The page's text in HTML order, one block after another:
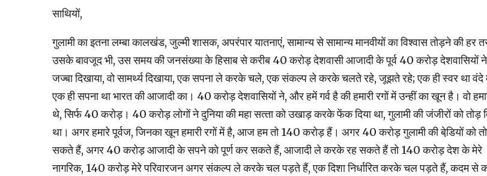
साथियों,
गुलामी का इतना लम्‍बा कालखंड, जुल्‍मी शासक, अपरंपार यातनाएं, सामान्‍य से सामान्‍य मानवीयों का विश्‍वास तोड़ने की हर
उसके बावजूद भी, उस समय की जनसंख्‍या के हिसाब से करीब 40 करोड़ देशवासी आजादी के पूर्व 40 करोड़ देशवासियों ने
जज्‍बा दिखाया, वो सामर्थ्‍य दिखाया, एक सपना ले करके चले, एक संकल्‍प ले करके चलते रहे, जूझते रहे; एक ही स्‍वर था वंदे
एक ही सपना था भारत की आजादी का। 40 करोड़ देशवासियों ने, और हमें गर्व है की हमारी रगों में उन्‍हीं का खून है। वो
थे, सिर्फ 40 करोड़। 40 करोड़ लोगों ने दुनिया की महा सत्‍ता को उखाड़ करके फेंक दिया था, गुलामी की जंजीरों को तोड़
था। अगर हमारे पूर्वज, जिनका खून हमारी रगों में है, आज हम तो 140 करोड़ हैं। अगर 40 करोड़ गुलामी की बेडि़यों को
सकते हैं, अगर 40 करोड़ आजादी के सपने को पूर्ण कर सकते हैं, आजादी ले करके रह सकते हैं तो 140 करोड़ देश के मेरे
नागरिक, 140 करोड़ मेरे परिवारजन अगर संकल्‍प ले करके चल पड़ते हैं, एक दिशा निर्धारित करके चल पड़ते हैं, कदम से